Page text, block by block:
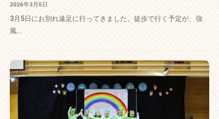
2026年3月5日
3月5日にお別れ遠足に行ってきました。徒歩で行く予定が、強
風...